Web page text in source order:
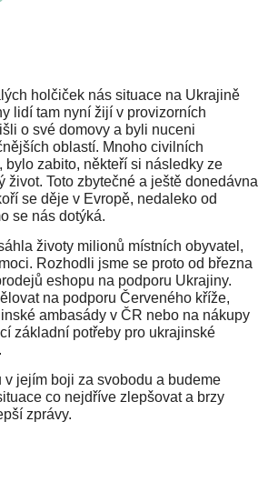
holčiček nás situace na Ukrajině
lidí tam nyní žijí v provizorních
o své domovy a byli nuceni
oblastí. Mnoho civilních
bylo zabito, někteří si následky ze
život. Toto zbytečné a ještě donedávna
se děje v Evropě, nedaleko od
se nás dotýká.
životy milionů místních obyvatel,
Rozhodli jsme se proto od března
eshopu na podporu Ukrajiny.
na podporu Červeného kříže,
ambasády v ČR nebo na nákupy
základní potřeby pro ukrajinské
v jejím boji za svobodu a budeme
co nejdříve zlepšovat a brzy
zprávy.